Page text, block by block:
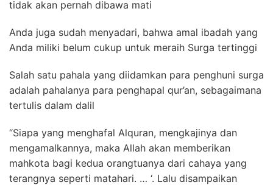
tidak akan pernah dibawa mati
Anda juga sudah menyadari, bahwa amal ibadah yang
Anda miliki belum cukup untuk meraih Surga tertinggi
Salah satu pahala yang diidamkan para penghuni surga
adalah pahalanya para penghapal qur’an, sebagaimana
tertulis dalam dalil
“Siapa yang menghafal Alquran, mengkajinya dan
mengamalkannya, maka Allah akan memberikan
mahkota bagi kedua orangtuanya dari cahaya yang
terangnya seperti matahari. … ‘. Lalu disampaikan